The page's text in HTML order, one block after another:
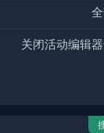
关闭活动编辑